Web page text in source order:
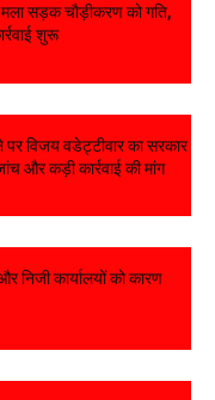
मला सड़क चौड़ीकरण को गति,
शुरू
विजय वडेट्टीवार का सरकार
और कड़ी कार्रवाई की मांग
निजी कार्यालयों को कारण